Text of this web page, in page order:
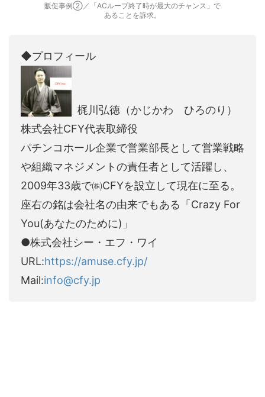
販促事例②／「ACループ終了時が最大のチャンス」で
あることを訴求。
◆プロフィール
梶川弘徳（かじかわ ひろのり）
株式会社CFY代表取締役
パチンコホール企業で営業部長として営業戦略
や組織マネジメントの責任者として活躍し、
2009年33歳で㈱CFYを設立して現在に至る。
座右の銘は会社名の由来でもある「Crazy For
You(あなたのために)」
●株式会社シー・エフ・ワイ
URL:https://amuse.cfy.jp/
Mail:info@cfy.jp